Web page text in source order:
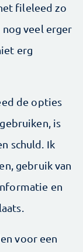
fileleed zo
veel erger
erg
de opties
is
schuld. Ik
gebruik van
en
voor een